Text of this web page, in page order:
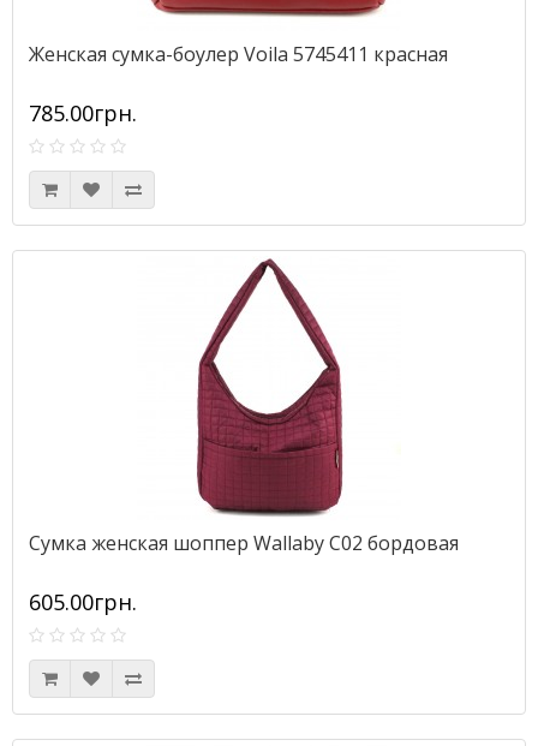
Женская сумка-боулер Voila 5745411 красная
785.00грн.
Сумка женская шоппер Wallaby С02 бордовая
605.00грн.